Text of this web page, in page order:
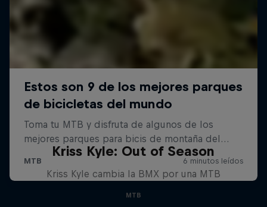
Kriss Kyle: Out of Season
Kriss Kyle cambia la BMX por una MTB
MTB